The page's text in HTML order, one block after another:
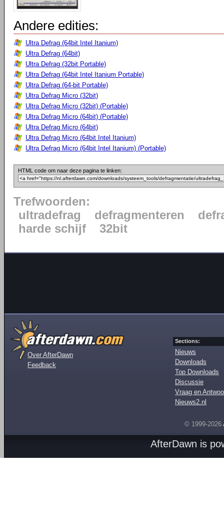
Andere edities:
Ultra Defrag (64bit Intel Itanium)
Ultra Defrag (64bit)
Ultra Defrag (32bit Portable)
Ultra Defrag (64bit Intel Itanium Portable)
Ultra Defrag (64-bit Portable)
Ultra Defrag Micro (32bit)
Ultra Defrag Micro (32bit) (Portable)
Ultra Defrag Micro (64bit) (Portable)
Ultra Defrag Micro (64bit)
Ultra Defrag Micro (64bit Intel Itanium)
Ultra Defrag Micro (64bit Intel Itanium) (Portable)
HTML code om naar deze pagina te linken:
Trefwoorden:
ultradefrag
defragmenteren
harde schijf
32bit
Over AfterDawn
Feedback
Sections:
Nieuws
Downloads
Top Downloads
Discussie
Vraag en
Nieuws2.nl
© 1999-2026
AfterDawn is